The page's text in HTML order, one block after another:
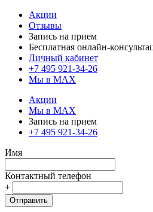
Акции
Отзывы
Запись на прием
Бесплатная онлайн-
Личный кабинет
+7 495 921-34-26
Мы в MAX
Акции
Мы в MAX
Запись на прием
+7 495 921-34-26
Имя
Контактный телефон
+
Отправить